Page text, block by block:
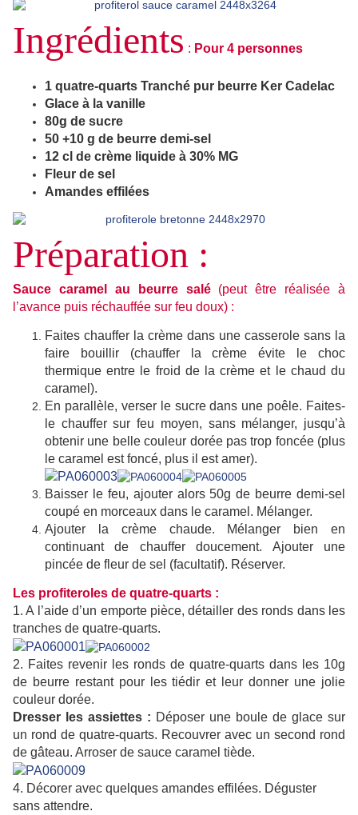
Ingrédients : Pour 4 personnes
1 quatre-quarts Tranché pur beurre Ker Cadelac
Glace à la vanille
80g de sucre
50 +10 g de beurre demi-sel
12 cl de crème liquide à 30% MG
Fleur de sel
Amandes effilées
Préparation :
Sauce caramel au beurre salé(peut être réalisée à
l’avance puis réchauffée sur feu doux) :
Faites chauffer la crème dans une casserole sans la
faire bouillir (chauffer la crème évite le choc
thermique entre le froid de la crème et le chaud du
caramel).
En parallèle, verser le sucre dans une poêle. Faites-
le chauffer sur feu moyen, sans mélanger, jusqu’à
obtenir une belle couleur dorée pas trop foncée (plus
le caramel est foncé, plus il est amer).
Baisser le feu, ajouter alors 50g de beurre demi-sel
coupé en morceaux dans le caramel. Mélanger.
Ajouter la crème chaude. Mélanger bien en
continuant de chauffer doucement. Ajouter une
pincée de fleur de sel (facultatif). Réserver.
Les profiteroles de quatre-quarts :
1. A l’aide d’un emporte pièce, détailler des ronds dans les
tranches de quatre-quarts.
2. Faites revenir les ronds de quatre-quarts dans les 10g
de beurre restant pour les tiédir et leur donner une jolie
couleur dorée.
Dresser les assiettes : Déposer une boule de glace sur
un rond de quatre-quarts. Recouvrer avec un second rond
de gâteau. Arroser de sauce caramel tiède.
4. Décorer avec quelques amandes effilées. Déguster
sans attendre.